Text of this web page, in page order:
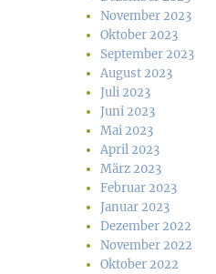
November 2023
Oktober 2023
September 2023
August 2023
Juli 2023
Juni 2023
Mai 2023
April 2023
März 2023
Februar 2023
Januar 2023
Dezember 2022
November 2022
Oktober 2022